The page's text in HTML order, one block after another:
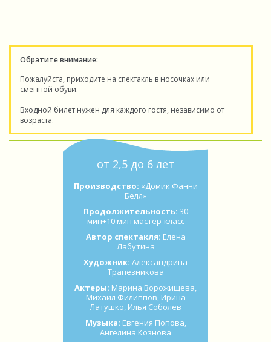
Обратите внимание:
Пожалуйста, приходите на спектакль в носочках или
сменной обуви.
Входной билет нужен для каждого гостя, независимо от
возраста.
от 2,5 до 6 лет
Производство: «Домик Фанни
Белл»
Продолжительность: 30
мин+10 мин мастер-класс
Автор спектакля: Елена
Лабутина
Художник: Александрина
Трапезникова
Актеры: Марина Ворожищева,
Михаил Филиппов, Ирина
Латушко, Илья Соболев
Музыка: Евгения Попова,
Ангелина Кознова